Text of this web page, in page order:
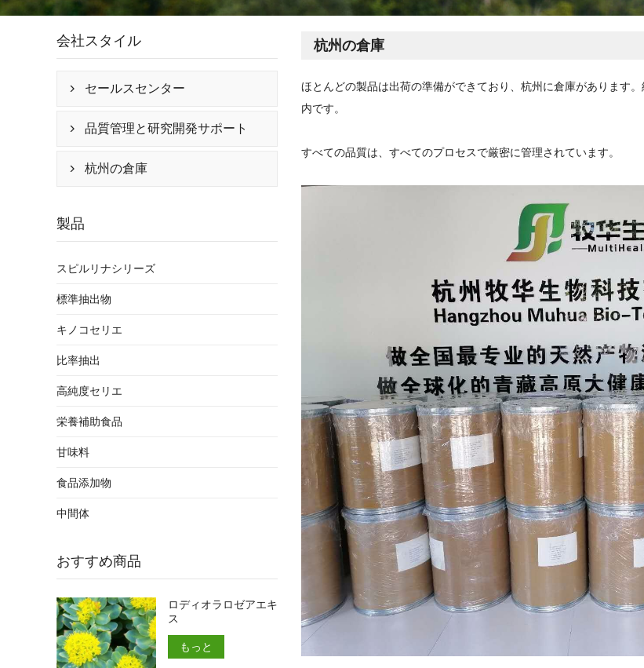
杭州の倉庫
ほとんどの製品は出荷の準備ができており、杭州に倉庫があります
内です。
すべての品質は、すべてのプロセスで厳密に管理されています。
会社スタイル
 セールスセンター
 品質管理と研究開発サポート
 杭州の倉庫
製品
スピルリナシリーズ
標準抽出物
キノコセリエ
比率抽出
高純度セリエ
栄養補助食品
甘味料
食品添加物
中間体
おすすめ商品
ロディオラロゼアエキ
ス
もっと